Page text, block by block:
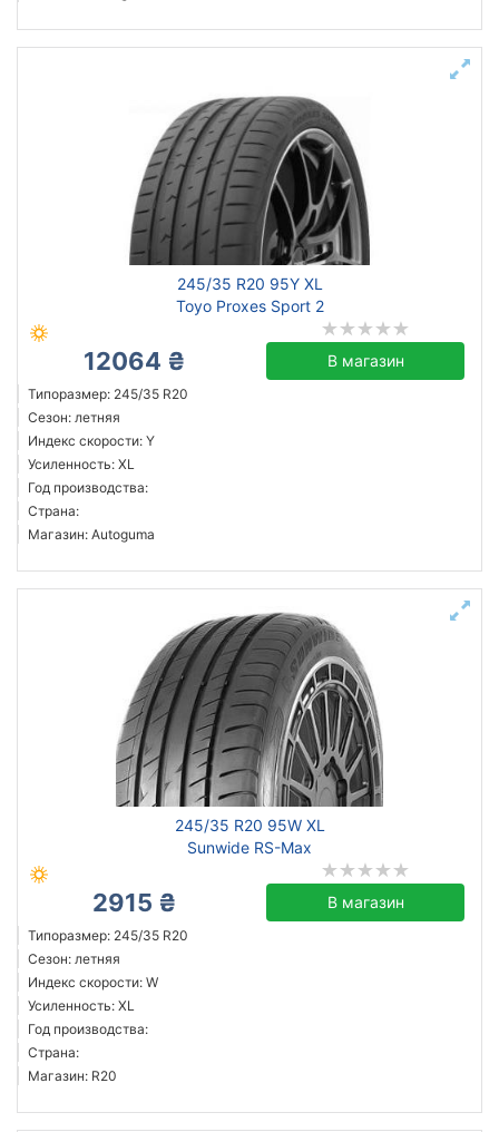
245/35 R20 95Y XL
Toyo Proxes Sport 2
12064 ₴ В магазин
Типоразмер: 245/35 R20
Сезон: летняя
Индекс скорости: Y
Усиленность: XL
Год производства:
Страна:
Магазин: Autoguma
245/35 R20 95W XL
Sunwide RS-Max
2915 ₴ В магазин
Типоразмер: 245/35 R20
Сезон: летняя
Индекс скорости: W
Усиленность: XL
Год производства:
Страна:
Магазин: R20